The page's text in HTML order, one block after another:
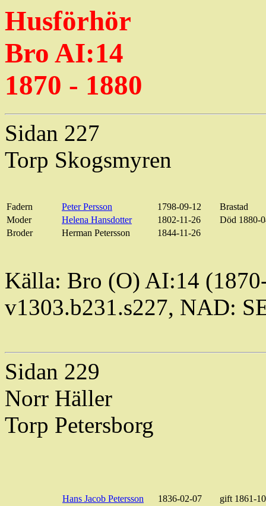
Husförhör
Bro AI:14
1870 - 1880
Sidan 227
Torp Skogsmyren
Fadern Peter Persson 1798-09-12
Brastad
Moder
Helena Hansdotter 1802-11-26
Död 1880-
Broder
Herman Petersson 1844-11-26
Källa: Bro (O) AI:14
v1303.b231.s227, NAD:
Sidan 229
Norr Häller
Torp Petersborg
Hans Jacob Petersson 1836-02-07
gift 1861-